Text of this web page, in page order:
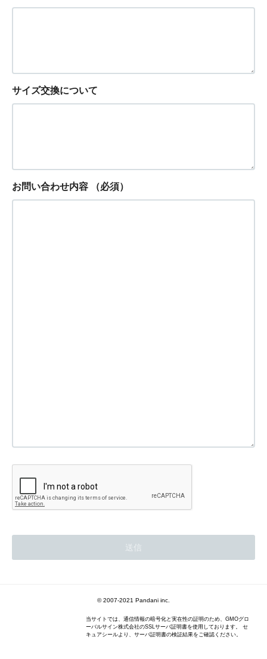
サイズ交換について
お問い合わせ内容 （必須）
© 2007-2021 Pandani inc.
当サイトでは、通信情報の暗号化と実在性の証明のため、GMOグロ
ーバルサイン株式会社のSSLサーバ証明書を使用しております。 セ
キュアシールより、サーバ証明書の検証結果をご確認ください。